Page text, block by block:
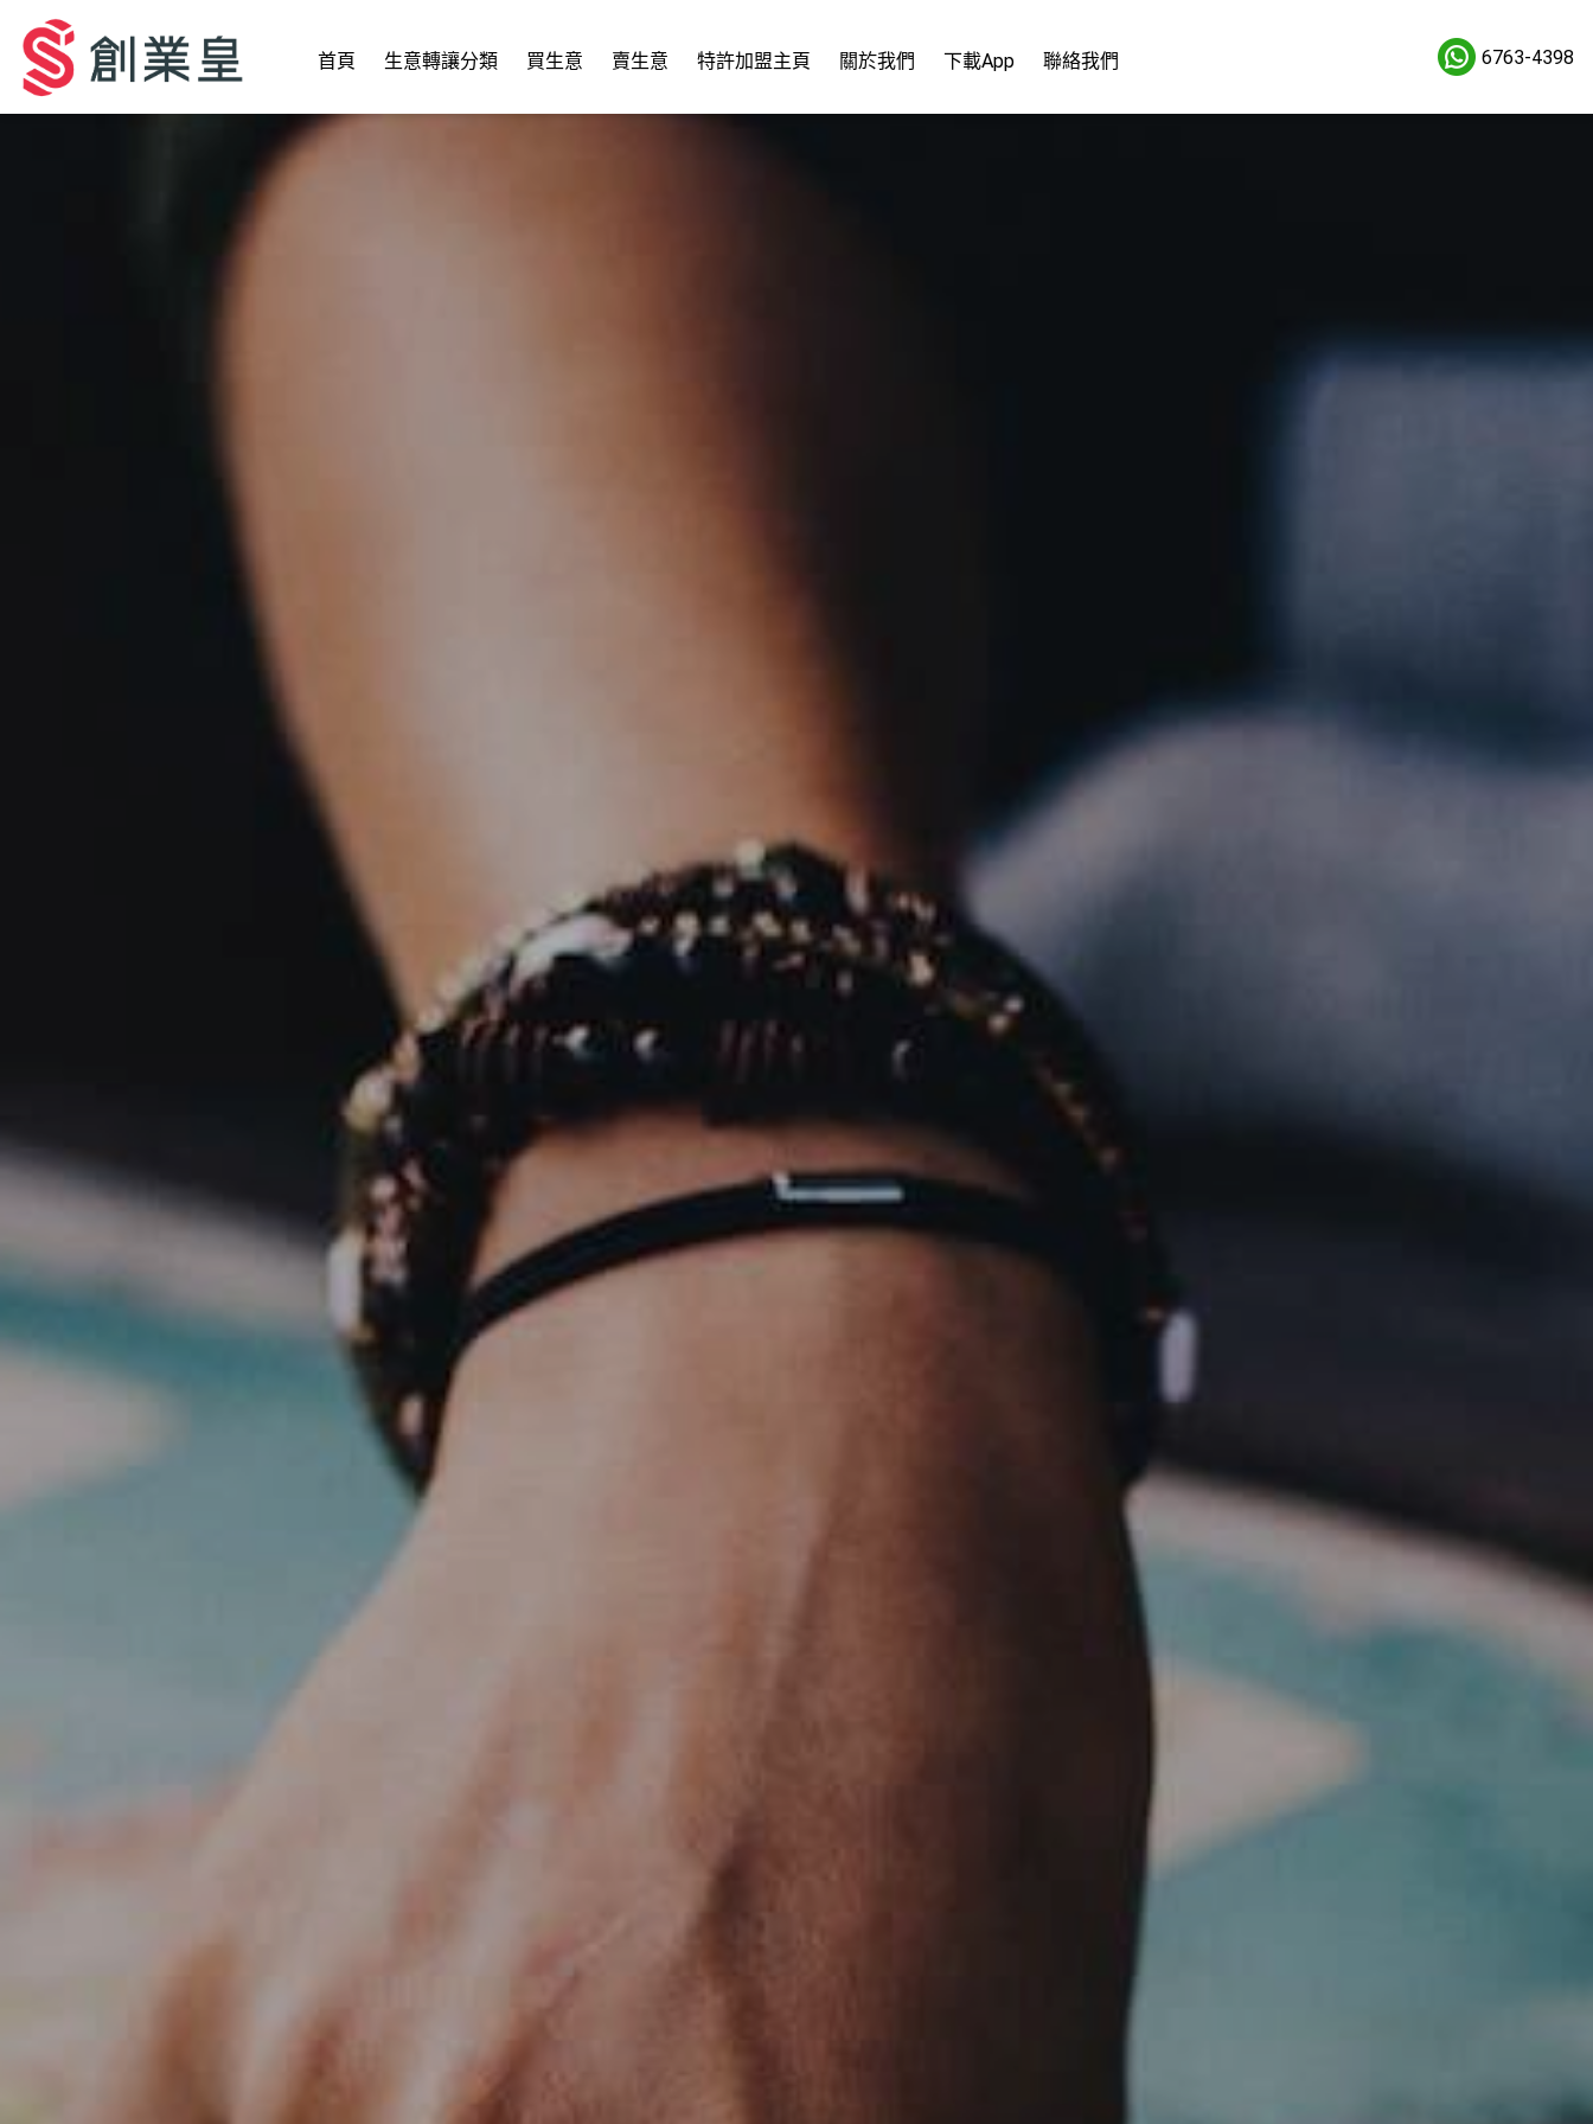
首頁 生意轉讓分類 買生意 賣生意 特許加盟主頁 關於我們 下載App 聯絡我們 6763-4398